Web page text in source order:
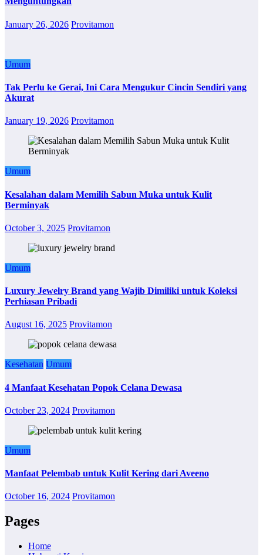
January 26, 2026 Provitamon
Umum
Tak Perlu ke Gerai, Ini Cara Mengukur Cincin Sendiri yang
Akurat
January 19, 2026 Provitamon
Umum
Kesalahan dalam Memilih Sabun Muka untuk Kulit
Berminyak
October 3, 2025 Provitamon
Umum
Luxury Jewelry Brand yang Wajib Dimiliki untuk Koleksi
Perhiasan Pribadi
August 16, 2025 Provitamon
Kesehatan Umum
4 Manfaat Kesehatan Popok Celana Dewasa
October 23, 2024 Provitamon
Umum
Manfaat Pelembab untuk Kulit Kering dari Aveeno
October 16, 2024 Provitamon
Pages
Home